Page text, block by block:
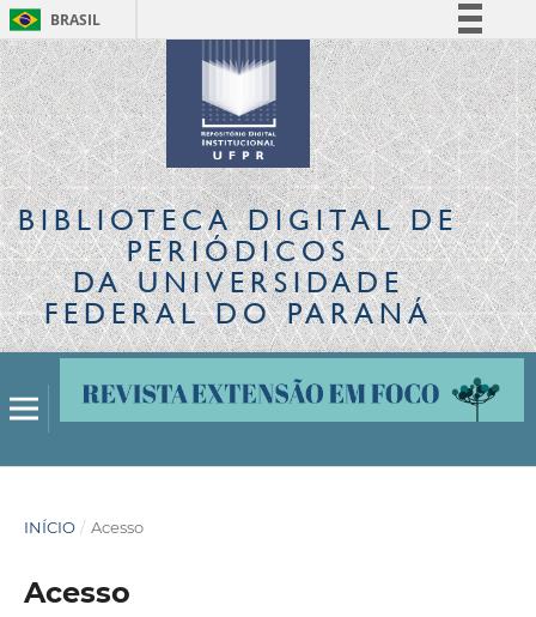
BRASIL
Simplifique!
Comunica BR
Participe
Acesso à informação
Legislação
Canais
BIBLIOTECA DIGITALDE
PERIÓDICOS
DA UNIVERSIDADE
FEDERAL DO PARANÁ
INÍCIO / Acesso
Acesso